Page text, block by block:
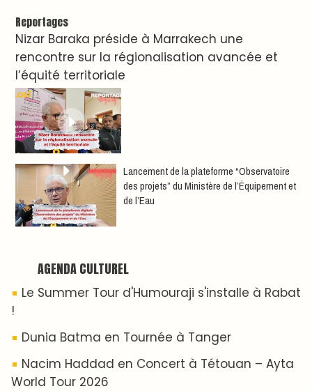
Reportages
Nizar Baraka préside à Marrakech une
rencontre sur la régionalisation avancée et
l’équité territoriale
​Lancement de la plateforme “Observatoire
des projets” du Ministère de l’Équipement et
de l’Eau
AGENDA CULTUREL
Le Summer Tour d'Humouraji s'installe à Rabat
!
Dunia Batma en Tournée à Tanger
Nacim Haddad en Concert à Tétouan – Ayta
World Tour 2026